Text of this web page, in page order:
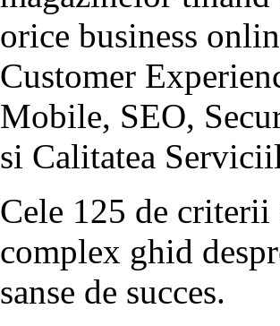
orice business
Customer
Mobile, SEO,
si Calitatea
Cele 125 de criterii
complex ghid
sanse de succes.